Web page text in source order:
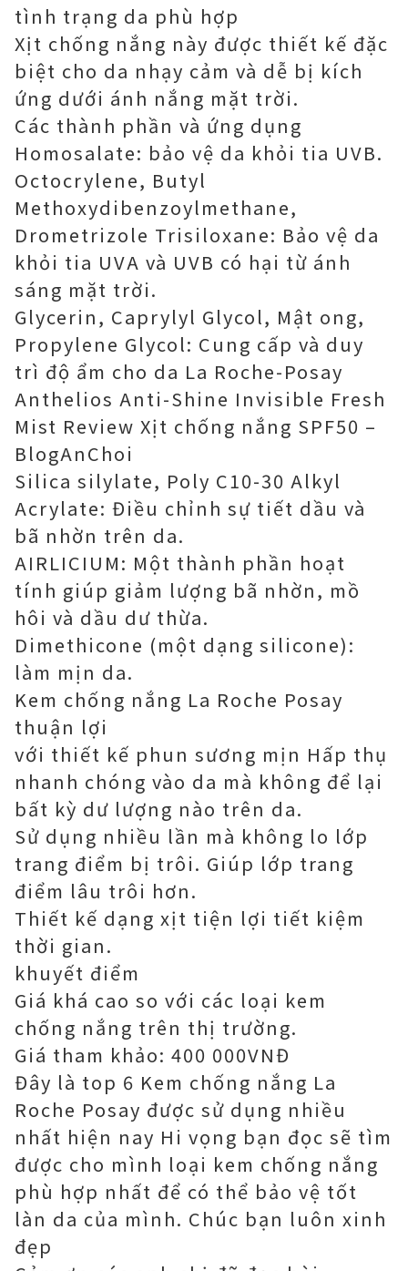
tình trạng da phù hợp
Xịt chống nắng này được thiết kế đặc
biệt cho da nhạy cảm và dễ bị kích
ứng dưới ánh nắng mặt trời.
Các thành phần và ứng dụng
Homosalate: bảo vệ da khỏi tia UVB.
Octocrylene, Butyl
Methoxydibenzoylmethane,
Drometrizole Trisiloxane: Bảo vệ da
khỏi tia UVA và UVB có hại từ ánh
sáng mặt trời.
Glycerin, Caprylyl Glycol, Mật ong,
Propylene Glycol: Cung cấp và duy
trì độ ẩm cho da La Roche-Posay
Anthelios Anti-Shine Invisible Fresh
Mist Review Xịt chống nắng SPF50 –
BlogAnChoi
Silica silylate, Poly C10-30 Alkyl
Acrylate: Điều chỉnh sự tiết dầu và
bã nhờn trên da.
AIRLICIUM: Một thành phần hoạt
tính giúp giảm lượng bã nhờn, mồ
hôi và dầu dư thừa.
Dimethicone (một dạng silicone):
làm mịn da.
Kem chống nắng La Roche Posay
thuận lợi
với thiết kế phun sương mịn Hấp thụ
nhanh chóng vào da mà không để lại
bất kỳ dư lượng nào trên da.
Sử dụng nhiều lần mà không lo lớp
trang điểm bị trôi. Giúp lớp trang
điểm lâu trôi hơn.
Thiết kế dạng xịt tiện lợi tiết kiệm
thời gian.
khuyết điểm
Giá khá cao so với các loại kem
chống nắng trên thị trường.
Giá tham khảo: 400 000VNĐ
Đây là top 6 Kem chống nắng La
Roche Posay được sử dụng nhiều
nhất hiện nay Hi vọng bạn đọc sẽ tìm
được cho mình loại kem chống nắng
phù hợp nhất để có thể bảo vệ tốt
làn da của mình. Chúc bạn luôn xinh
đẹp